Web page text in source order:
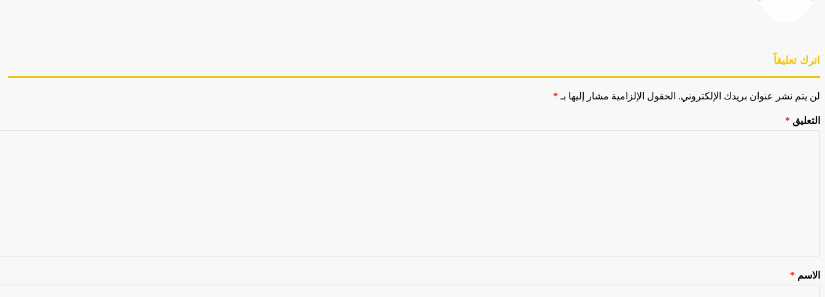
اترك تعليقاً
لن يتم نشر عنوان بريدك الإلكتروني. الحقول الإلزامية مشار إليها بـ *
التعليق *
الاسم *